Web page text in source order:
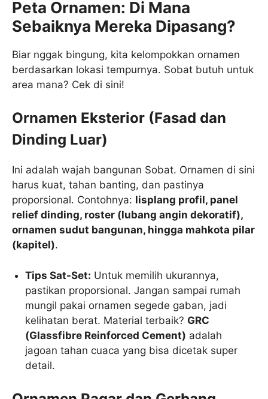
Peta Ornamen: Di Mana
Sebaiknya Mereka Dipasang?
Biar nggak bingung, kita kelompokkan ornamen
berdasarkan lokasi tempurnya. Sobat butuh untuk
area mana? Cek di sini!
Ornamen Eksterior (Fasad dan
Dinding Luar)
Ini adalah wajah bangunan Sobat. Ornamen di sini
harus kuat, tahan banting, dan pastinya
proporsional. Contohnya: lisplang profil, panel
relief dinding, roster (lubang angin dekoratif),
ornamen sudut bangunan, hingga mahkota pilar
(kapitel).
Tips Sat-Set: Untuk memilih ukurannya,
pastikan proporsional. Jangan sampai rumah
mungil pakai ornamen segede gaban, jadi
kelihatan berat. Material terbaik? GRC
(Glassfibre Reinforced Cement) adalah
jagoan tahan cuaca yang bisa dicetak super
detail.